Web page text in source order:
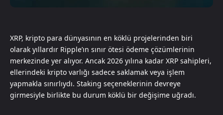
XRP, kripto para dünyasının en köklü projelerinden biri
olarak yıllardır Ripple’ın sınır ötesi ödeme çözümlerinin
merkezinde yer alıyor. Ancak 2026 yılına kadar XRP sahipleri,
ellerindeki kripto varlığı sadece saklamak veya işlem
yapmakla sınırlıydı. Staking seçeneklerinin devreye
girmesiyle birlikte bu durum köklü bir değişime uğradı.